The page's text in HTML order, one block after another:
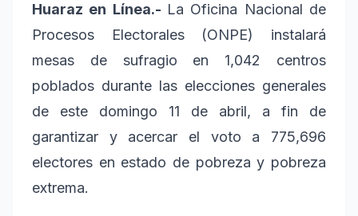
Huaraz en Línea.- La Oficina Nacional de
Procesos Electorales (ONPE) instalará
mesas de sufragio en 1,042 centros
poblados durante las elecciones generales
de este domingo 11 de abril, a fin de
garantizar y acercar el voto a 775,696
electores en estado de pobreza y pobreza
extrema.